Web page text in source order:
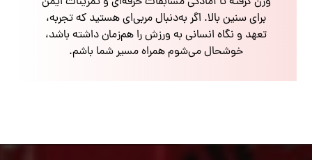
برای سنین بالا. اگر به‌دنبال مربی‌ای هستید که تجربه،
تعهد و نگاه انسانی به ورزش را هم‌زمان داشته باشد،
خوشحال می‌شوم همراه مسیر شما باشم.